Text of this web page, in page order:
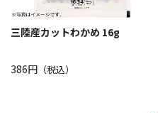
三陸産カットわかめ 16g
386円 （税込）